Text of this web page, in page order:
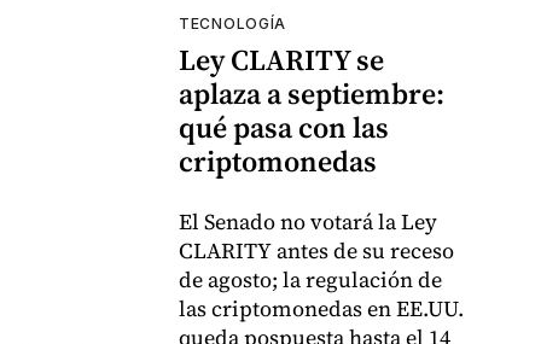
TECNOLOGÍA
Ley CLARITY se
aplaza a septiembre:
qué pasa con las
criptomonedas
El Senado no votará la Ley
CLARITY antes de su receso
de agosto; la regulación de
las criptomonedas en EE.UU.
queda pospuesta hasta el 14